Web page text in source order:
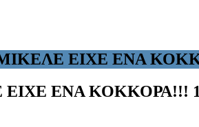
ΕΙΧΕ ΕΝΑ
ΕΝΑ ΚΟΚΚΟΡΑ!!!